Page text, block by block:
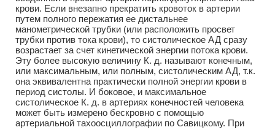
крови. Если внезапно прекратить кровоток в артерии
путем полного пережатия ее дистальнее
манометрической трубки (или расположить просвет
трубки против тока крови), то систолическое АД сразу
возрастает за счет кинетической энергии потока крови.
Эту более высокую величину К. д. называют конечным,
или максимальным, или полным, систолическим АД, т.к.
она эквивалентна практически полной энергии крови в
период систолы. И боковое, и максимальное
систолическое К. д. в артериях конечностей человека
может быть измерено бескровно с помощью
артериальной тахоосциллографии по Савицкому. При